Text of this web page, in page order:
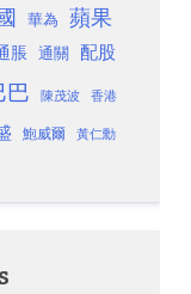
華為 蘋果
脹 通關 配股
巴 陳茂波 香港
鮑威爾 黃仁勳